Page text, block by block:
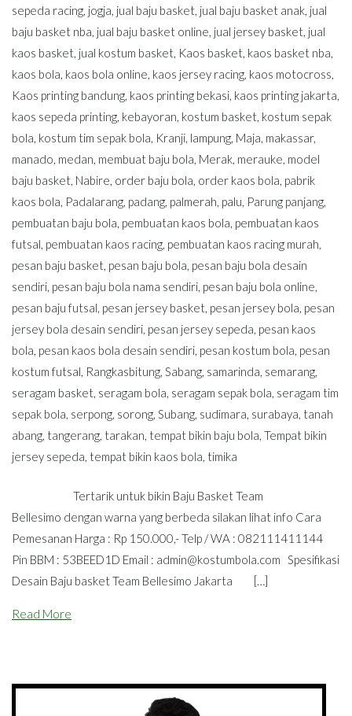
sepeda racing, jogja, jual baju basket, jual baju basket anak, jual
baju basket nba, jual baju basket online, jual jersey basket, jual
kaos basket, jual kostum basket, Kaos basket, kaos basket nba,
kaos bola, kaos bola online, kaos jersey racing, kaos motocross,
Kaos printing bandung, kaos printing bekasi, kaos printing jakarta,
kaos sepeda printing, kebayoran, kostum basket, kostum sepak
bola, kostum tim sepak bola, Kranji, lampung, Maja, makassar,
manado, medan, membuat baju bola, Merak, merauke, model
baju basket, Nabire, order baju bola, order kaos bola, pabrik
kaos bola, Padalarang, padang, palmerah, palu, Parung panjang,
pembuatan baju bola, pembuatan kaos bola, pembuatan kaos
futsal, pembuatan kaos racing, pembuatan kaos racing murah,
pesan baju basket, pesan baju bola, pesan baju bola desain
sendiri, pesan baju bola nama sendiri, pesan baju bola online,
pesan baju futsal, pesan jersey basket, pesan jersey bola, pesan
jersey bola desain sendiri, pesan jersey sepeda, pesan kaos
bola, pesan kaos bola desain sendiri, pesan kostum bola, pesan
kostum futsal, Rangkasbitung, Sabang, samarinda, semarang,
seragam basket, seragam bola, seragam sepak bola, seragam tim
sepak bola, serpong, sorong, Subang, sudimara, surabaya, tanah
abang, tangerang, tarakan, tempat bikin baju bola, Tempat bikin
jersey sepeda, tempat bikin kaos bola, timika
Tertarik untuk bikin Baju Basket Team
Bellesimo dengan warna yang berbeda silakan lihat info Cara
Pemesanan Harga : Rp 150.000,- Telp / WA : 082111411144
Pin BBM : 53BEED1D Email : admin@kostumbola.com Spesifikasi
Desain Baju basket Team Bellesimo Jakarta […]
Read More